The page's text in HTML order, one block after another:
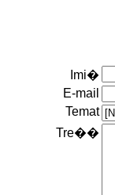
Imi�
E-mail
Temat
Tre��